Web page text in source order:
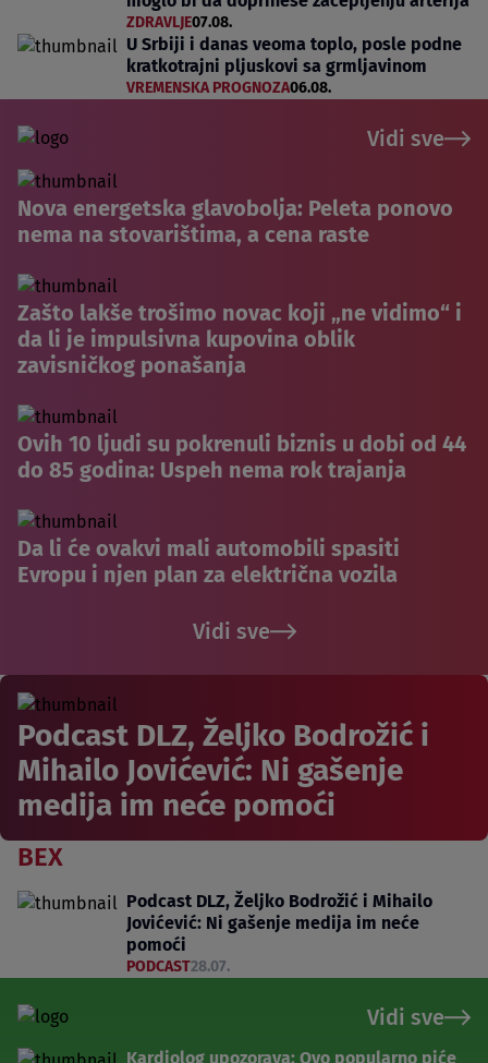
ZDRAVLJE07.08.
U Srbiji i danas veoma toplo, posle podne
kratkotrajni pljuskovi sa grmljavinom
VREMENSKA PROGNOZA06.08.
Vidi sve
Nova energetska glavobolja: Peleta ponovo
nema na stovarištima, a cena raste
Zašto lakše trošimo novac koji „ne vidimo“ i
da li je impulsivna kupovina oblik
zavisničkog ponašanja
Ovih 10 ljudi su pokrenuli biznis u dobi od 44
do 85 godina: Uspeh nema rok trajanja
Da li će ovakvi mali automobili spasiti
Evropu i njen plan za električna vozila
Vidi sve
Podcast DLZ, Željko Bodrožić i
Mihailo Jovićević: Ni gašenje
medija im neće pomoći
BEX
Podcast DLZ, Željko Bodrožić i Mihailo
Jovićević: Ni gašenje medija im neće
pomoći
PODCAST28.07.
Vidi sve
Kardiolog upozorava: Ovo popularno piće